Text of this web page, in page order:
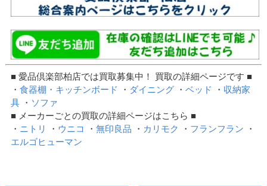
■ 愛品倶楽部柏店では買取募集中！ 買取の詳細ページです ■
・食器棚・キッチンボード ・ ダイニング ・ベッド ・ 収納家
具 ・ ソファ
■ メーカーごとの買取の詳細ページはこちら ■
・ ニトリ ・ ウニコ ・無印良品 ・ カリモク ・ フランフラン ・
エルゴヒューマン